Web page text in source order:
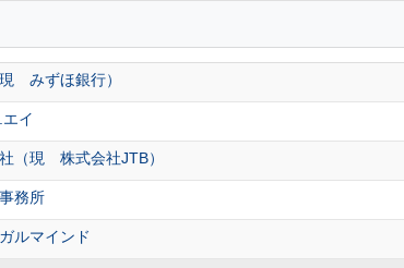
みずほ銀行）
イ
（現 株式会社JTB）
務所
ルマインド